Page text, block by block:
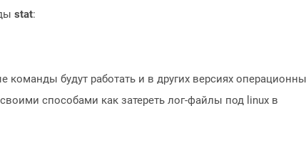
stat:
будут работать и в других версиях
способами как затереть лог-файлы под linux в